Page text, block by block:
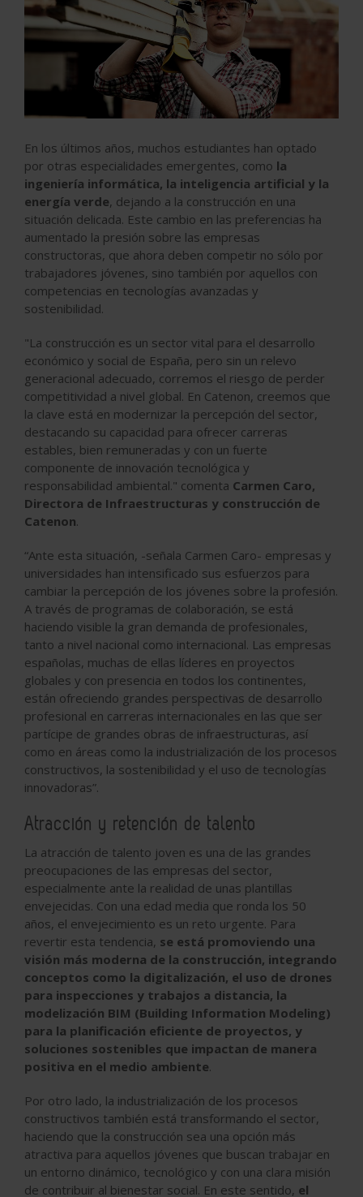
En los últimos años, muchos estudiantes han optado
por otras especialidades emergentes, como la
ingeniería informática, la inteligencia artificial y la
energía verde, dejando a la construcción en una
situación delicada. Este cambio en las preferencias ha
aumentado la presión sobre las empresas
constructoras, que ahora deben competir no sólo por
trabajadores jóvenes, sino también por aquellos con
competencias en tecnologías avanzadas y
sostenibilidad.
"La construcción es un sector vital para el desarrollo
económico y social de España, pero sin un relevo
generacional adecuado, corremos el riesgo de perder
competitividad a nivel global. En Catenon, creemos que
la clave está en modernizar la percepción del sector,
destacando su capacidad para ofrecer carreras
estables, bien remuneradas y con un fuerte
componente de innovación tecnológica y
responsabilidad ambiental." comenta Carmen Caro,
Directora de Infraestructuras y construcción de
Catenon.
“Ante esta situación, -señala Carmen Caro- empresas y
universidades han intensificado sus esfuerzos para
cambiar la percepción de los jóvenes sobre la profesión.
A través de programas de colaboración, se está
haciendo visible la gran demanda de profesionales,
tanto a nivel nacional como internacional. Las empresas
españolas, muchas de ellas líderes en proyectos
globales y con presencia en todos los continentes,
están ofreciendo grandes perspectivas de desarrollo
profesional en carreras internacionales en las que ser
partícipe de grandes obras de infraestructuras, así
como en áreas como la industrialización de los procesos
constructivos, la sostenibilidad y el uso de tecnologías
innovadoras”.
Atracción y retención de talento
La atracción de talento joven es una de las grandes
preocupaciones de las empresas del sector,
especialmente ante la realidad de unas plantillas
envejecidas. Con una edad media que ronda los 50
años, el envejecimiento es un reto urgente. Para
revertir esta tendencia, se está promoviendo una
visión más moderna de la construcción, integrando
conceptos como la digitalización, el uso de drones
para inspecciones y trabajos a distancia, la
modelización BIM (Building Information Modeling)
para la planificación eficiente de proyectos, y
soluciones sostenibles que impactan de manera
positiva en el medio ambiente.
Por otro lado, la industrialización de los procesos
constructivos también está transformando el sector,
haciendo que la construcción sea una opción más
atractiva para aquellos jóvenes que buscan trabajar en
un entorno dinámico, tecnológico y con una clara misión
de contribuir al bienestar social. En este sentido, el